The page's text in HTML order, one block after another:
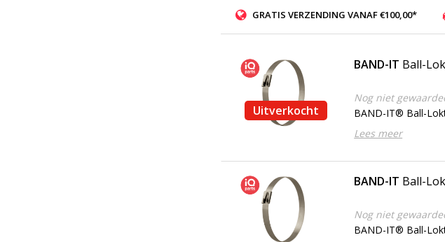
GRATIS VERZENDING VANAF €100,00*
Uitverkocht
BAND-IT Ball-
Nog niet
BAND-IT® Ball-
Lees meer
BAND-IT Ball-
Nog niet
BAND-IT® Ball-